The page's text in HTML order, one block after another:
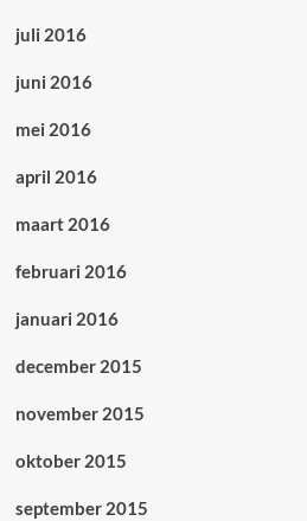
juli 2016
juni 2016
mei 2016
april 2016
maart 2016
februari 2016
januari 2016
december 2015
november 2015
oktober 2015
september 2015